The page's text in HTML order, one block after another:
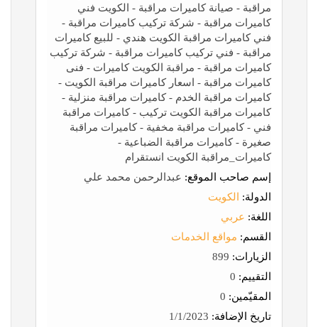
مراقبة - صيانة كاميرات مراقبة - الكويت فني
كاميرات مراقبة - شركة تركيب كاميرات مراقبة -
فني كاميرات مراقبة الكويت هندي - للبيع كاميرات
مراقبة - فني تركيب كاميرات مراقبة - شركة تركيب
كاميرات مراقبة - مراقبة الكويت كاميرات - فنى
كاميرات مراقبة - اسعار كاميرات مراقبة الكويت -
كاميرات مراقبة الخدم - كاميرات مراقبة منزلية -
كاميرات مراقبة الكويت تركيب - كاميرات مراقبة
فني - كاميرات مراقبة مخفية - كاميرات مراقبة
صغيرة - كاميرات مراقبة الضباعية -
كاميرات_مراقبة الكويت انستقرام
إسم صاحب الموقع: عبدالرحمن محمد علي
الدولة:
الكويت
اللغة: عربي
القسم: مواقع الخدمات
الزيارات:
التقييم:
المقيّمين:
تاريخ الإضافة: